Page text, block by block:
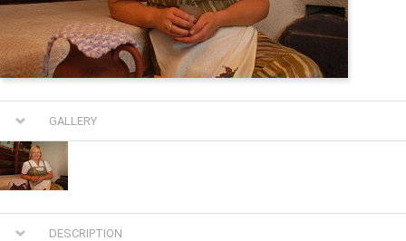
GALLERY
DESCRIPTION